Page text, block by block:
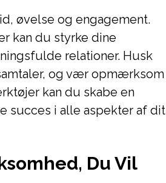
øvelse og engagement.
kan du styrke dine
relationer. Husk
og vær opmærksom
kan du skabe en
succes i alle aspekter af dit
Du Vil